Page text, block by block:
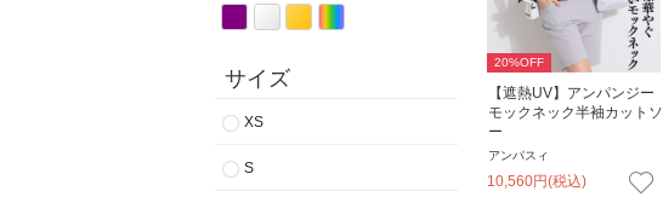
サイズ
XS
S
20%OFF
【遮熱UV】アンパンジー
モックネック半袖カットソ
ー
アンパスィ
10,560円(税込)